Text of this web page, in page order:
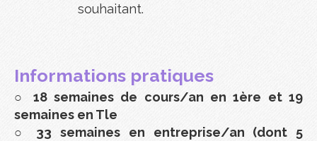
souhaitant.
Informations pratiques
○ 18 semaines de cours/an en 1ère et 19
semaines en Tle
○ 33 semaines en entreprise/an (dont 5